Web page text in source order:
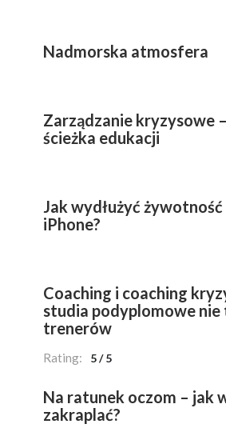
Nadmorska atmosfera
Zarządzanie kryzysowe
ścieżka edukacji
Jak wydłużyć
iPhone?
Coaching i coaching
studia podyplomowe nie
trenerów
Rating: 5/ 5
Na ratunek oczom – jak
zakraplać?